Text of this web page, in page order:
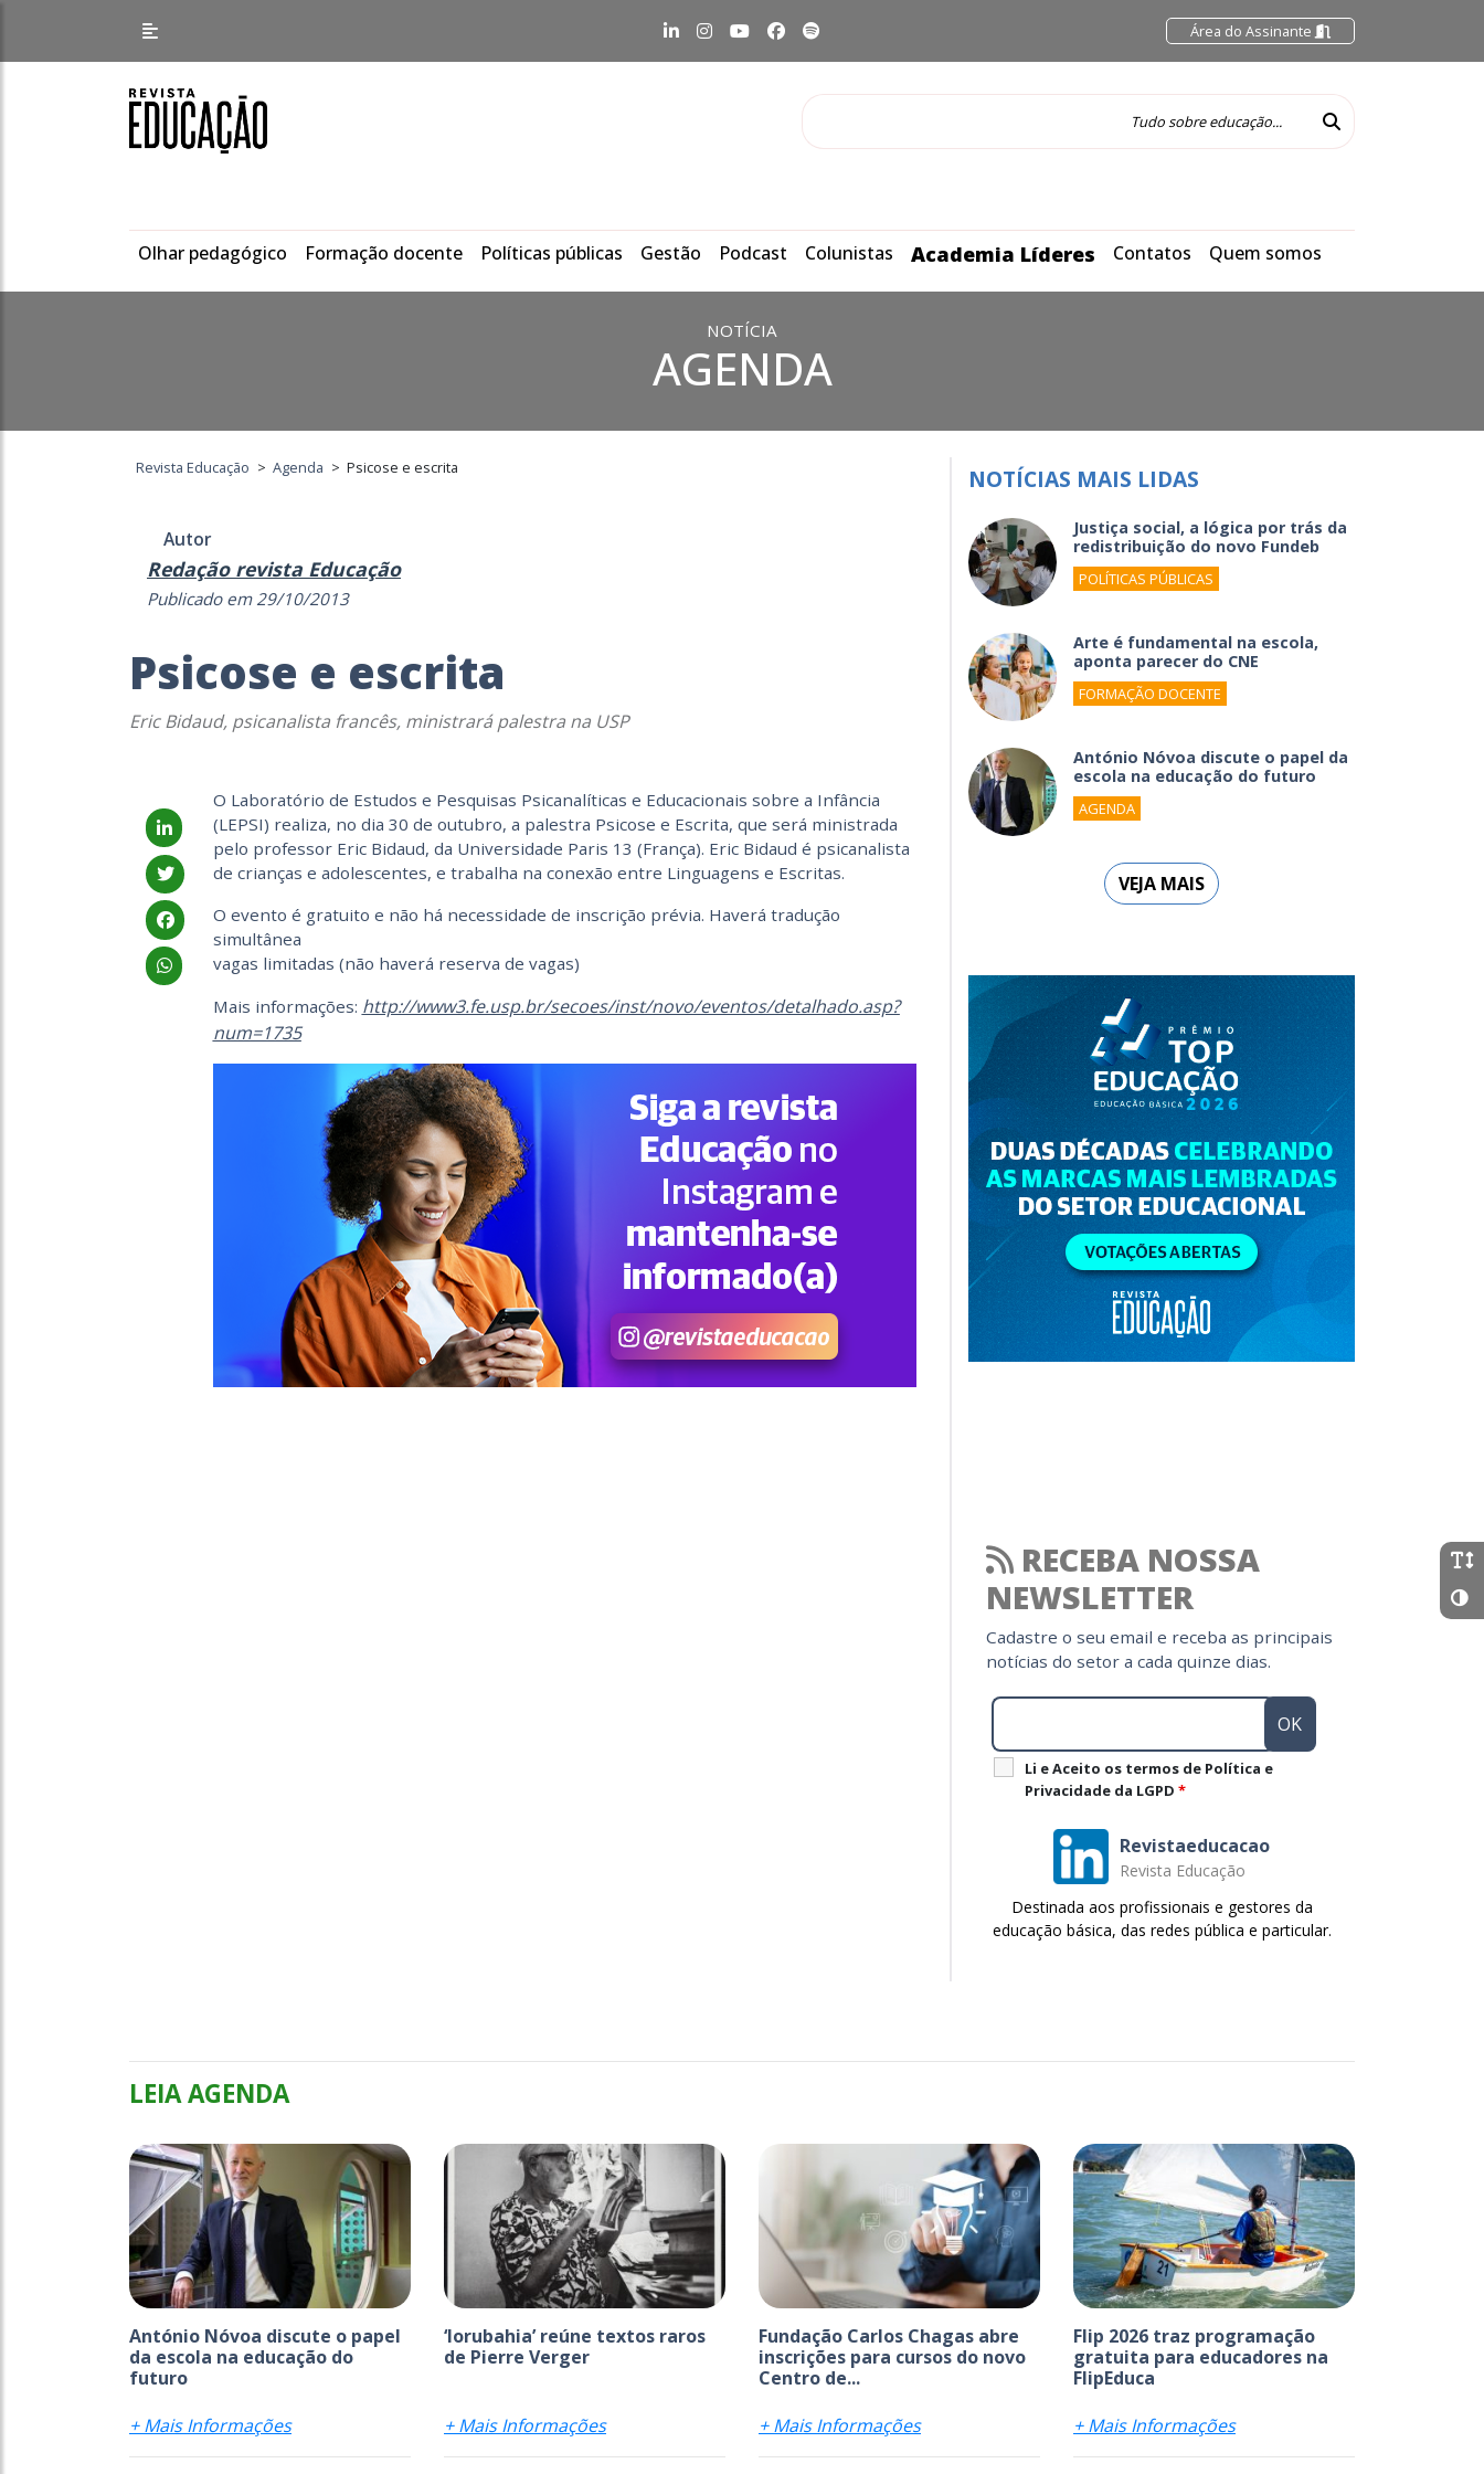
Área do Assinante
Olhar pedagógico Formação docente Políticas públicas Gestão Podcast Colunistas Academia Líderes Contatos Quem somos
NOTÍCIA
AGENDA
Revista Educação > Agenda > Psicose e escrita
Autor
Redação revista Educação
Publicado em 29/10/2013
Psicose e escrita
Eric Bidaud, psicanalista francês, ministrará palestra na USP
O Laboratório de Estudos e Pesquisas Psicanalíticas e Educacionais sobre a Infância
(LEPSI) realiza, no dia 30 de outubro, a palestra Psicose e Escrita, que será ministrada
pelo professor Eric Bidaud, da Universidade Paris 13 (França). Eric Bidaud é psicanalista
de crianças e adolescentes, e trabalha na conexão entre Linguagens e Escritas.
O evento é gratuito e não há necessidade de inscrição prévia. Haverá tradução
simultânea
vagas limitadas (não haverá reserva de vagas)
Mais informações: http://www3.fe.usp.br/secoes/inst/novo/eventos/detalhado.asp?
num=1735
NOTÍCIAS MAIS LIDAS
Justiça social, a lógica por trás da
redistribuição do novo Fundeb
POLÍTICAS PÚBLICAS
Arte é fundamental na escola,
aponta parecer do CNE
FORMAÇÃO DOCENTE
António Nóvoa discute o papel da
escola na educação do futuro
AGENDA
VEJA MAIS
RECEBA NOSSA
NEWSLETTER
Cadastre o seu email e receba as principais
notícias do setor a cada quinze dias.
Li e Aceito os termos de Política e
Privacidade da LGPD *
Revistaeducacao
Revista Educação
Destinada aos profissionais e gestores da
educação básica, das redes pública e particular.
LEIA AGENDA
António Nóvoa discute o papel
da escola na educação do
futuro
+ Mais Informações
‘Iorubahia’ reúne textos raros
de Pierre Verger
+ Mais Informações
Fundação Carlos Chagas abre
inscrições para cursos do novo
Centro de...
+ Mais Informações
Flip 2026 traz programação
gratuita para educadores na
FlipEduca
+ Mais Informações